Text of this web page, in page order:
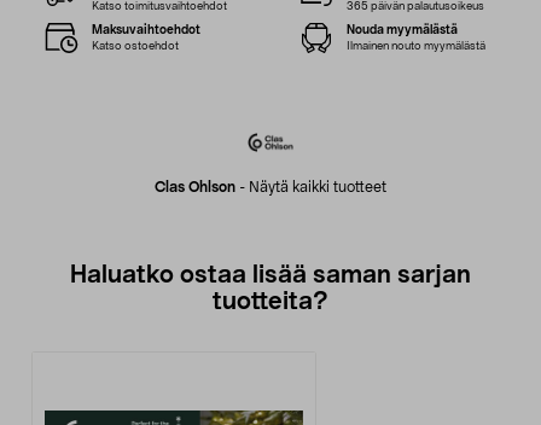
Clas Ohlson - Näytä kaikki tuotteet
Katso toimitusvaihtoehdot 365 päivän palautusoikeus
Maksuvaihtoehdot
Katso ostoehdot
Nouda myymälästä
Ilmainen nouto myymälästä
Haluatko ostaa lisää saman sarjan
tuotteita?